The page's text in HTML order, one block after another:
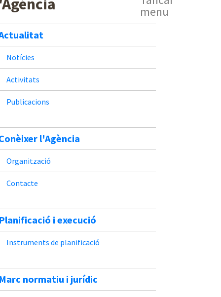
menu
Notícies
Activitats
Publicacions
l'Agència
Organització
Contacte
i execució
Instruments de planificació
normatiu i jurídic